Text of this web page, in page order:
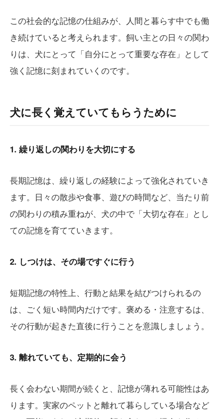
この社会的な記憶の仕組みが、人間と暮らす中でも働
き続けていると考えられます。飼い主との日々の関わ
りは、犬にとって「自分にとって重要な存在」として
強く記憶に刻まれていくのです。
犬に長く覚えていてもらうために
1. 繰り返しの関わりを大切にする
長期記憶は、繰り返しの経験によって強化されていき
ます。日々の散歩や食事、遊びの時間など、当たり前
の関わりの積み重ねが、犬の中で「大切な存在」とし
ての記憶を育てていきます。
2. しつけは、その場ですぐに行う
短期記憶の特性上、行動と結果を結びつけられるの
は、ごく短い時間内だけです。褒める・注意するは、
その行動が起きた直後に行うことを意識しましょう。
3. 離れていても、定期的に会う
長く会わない期間が続くと、記憶が薄れる可能性はあ
ります。実家のペットと離れて暮らしている場合など